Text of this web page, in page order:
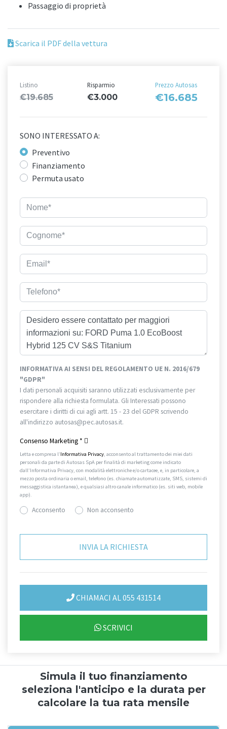
Passaggio di proprietà
Scarica il PDF della vettura
Listino
€19.685
Risparmio
€3.000
Prezzo Autosas
€16.685
SONO INTERESSATO A:
Preventivo
Finanziamento
Permuta usato
INFORMATIVA AI SENSI DEL REGOLAMENTO UE N. 2016/679
"GDPR"
I dati personali acquisiti saranno utilizzati esclusivamente per
rispondere alla richiesta formulata. Gli Interessati possono
esercitare i diritti di cui agli artt. 15 - 23 del GDPR scrivendo
all'indirizzo autosas@pec.autosas.it.
Consenso Marketing *
Letta e compresa l’Informativa Privacy, acconsento al trattamento dei miei dati
personali da parte di Autosas SpA per finalità di marketing come indicato
dall’Informativa Privacy, con modalità elettroniche e/o cartacee, e, in particolare, a
mezzo posta ordinaria o email, telefono (es. chiamate automatizzate, SMS, sistemi di
messaggistica istantanea), e qualsiasi altro canale informatico (es. siti web, mobile
app).
Acconsento Non acconsento
CHIAMACI AL 055 431514
SCRIVICI
Simula il tuo finanziamento
seleziona l'anticipo e la durata per
calcolare la tua rata mensile